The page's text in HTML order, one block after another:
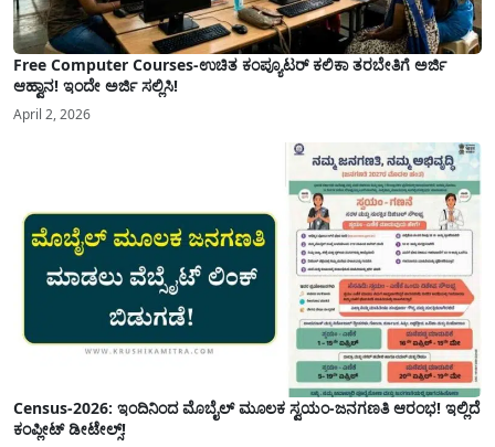
Free Computer Courses-ಉಚಿತ ಕಂಪ್ಯೂಟರ್ ಕಲಿಕಾ ತರಬೇತಿಗೆ ಅರ್ಜಿ
ಆಹ್ವಾನ! ಇಂದೇ ಅರ್ಜಿ ಸಲ್ಲಿಸಿ!
April 2, 2026
Census-2026: ಇಂದಿನಿಂದ ಮೊಬೈಲ್ ಮೂಲಕ ಸ್ವಯಂ-ಜನಗಣತಿ ಆರಂಭ! ಇಲ್ಲಿದೆ
ಕಂಪ್ಲೀಟ್ ಡೀಟೇಲ್ಸ್!